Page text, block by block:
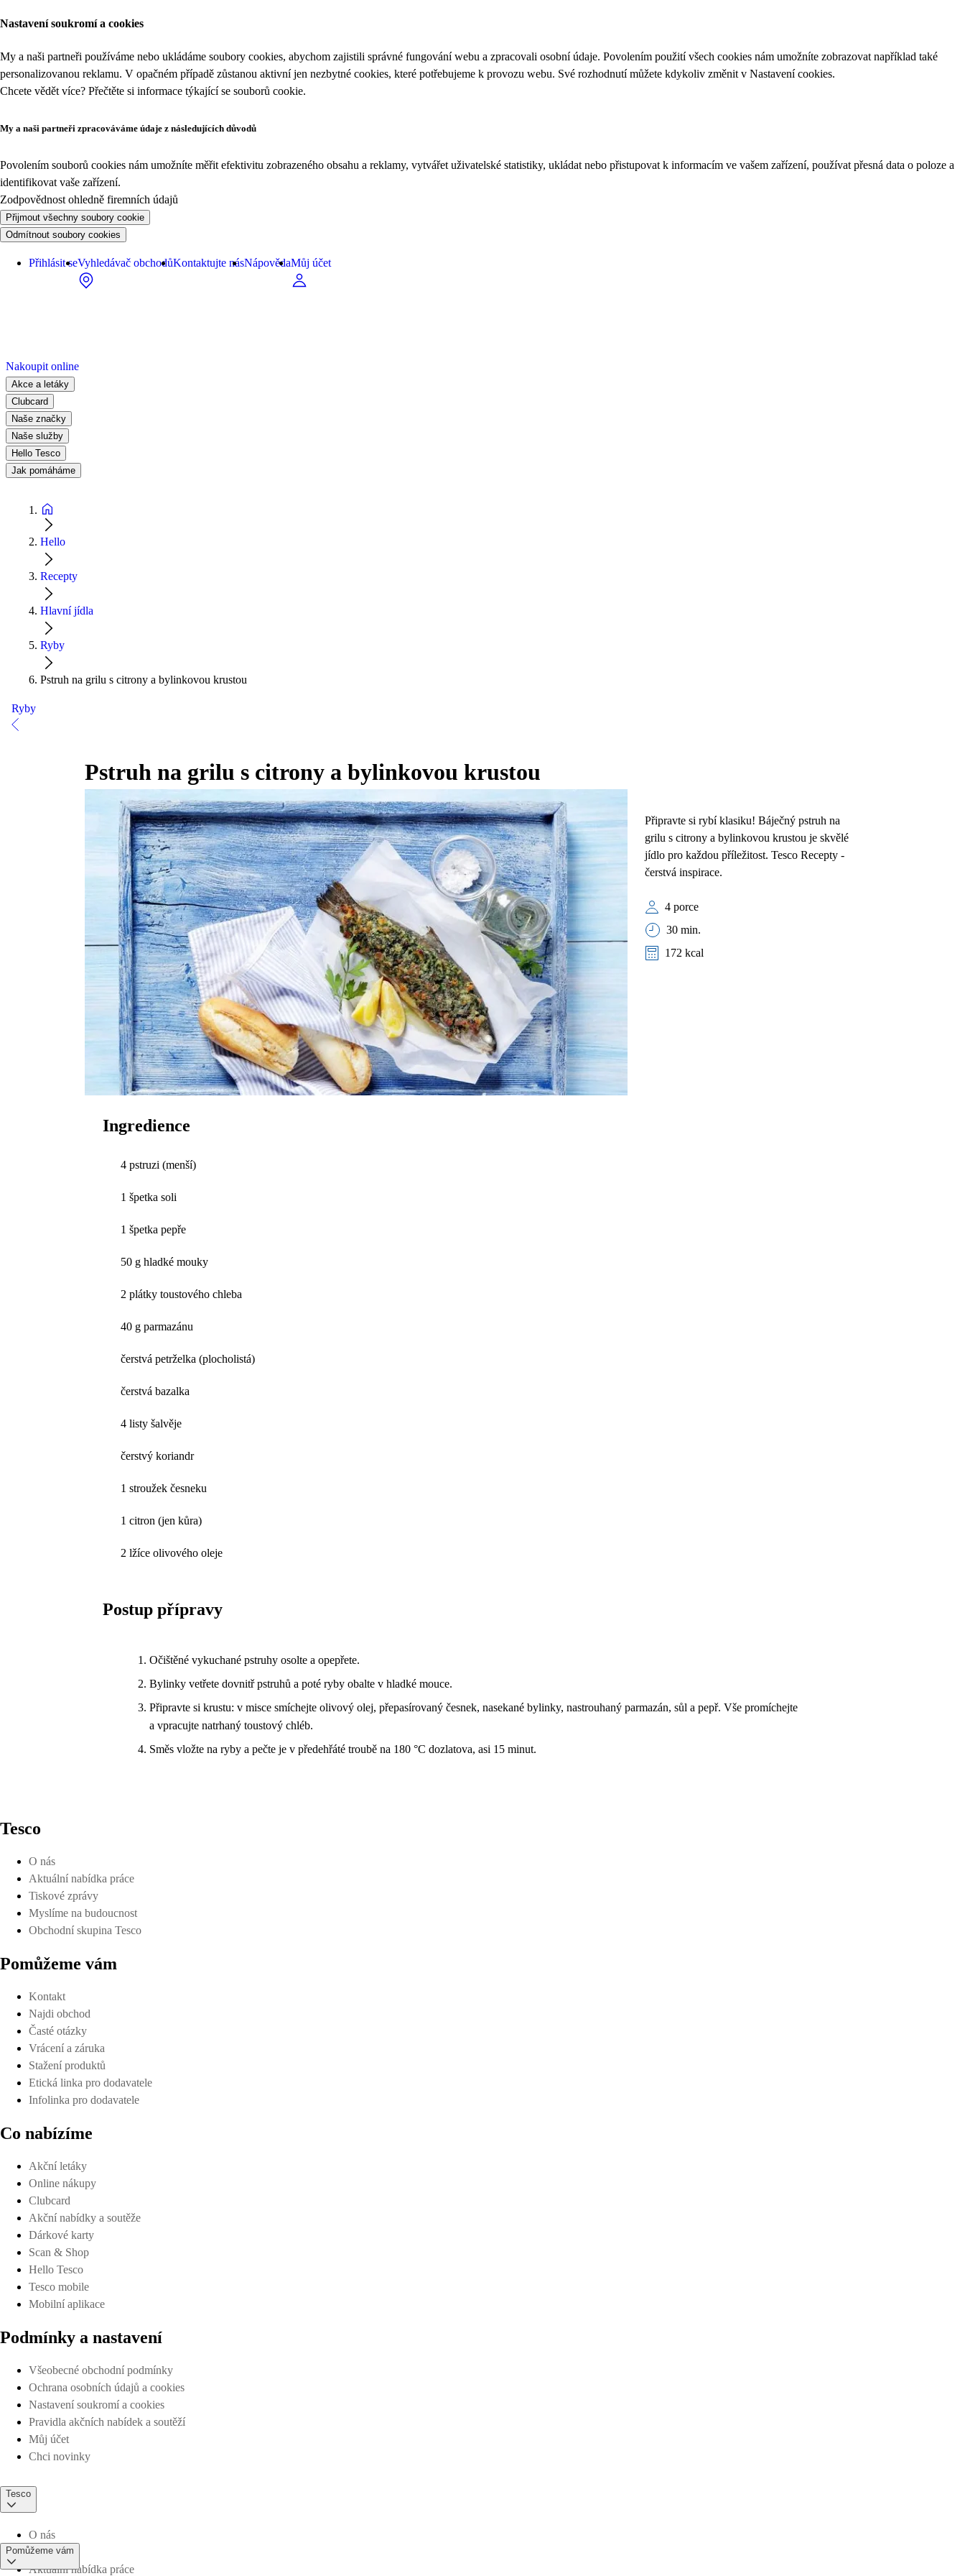
Nastavení soukromí a cookies
My a naši partneři používáme nebo ukládáme soubory cookies, abychom zajistili správné fungování webu a zpracovali osobní údaje. Povolením použití všech cookies nám umožníte zobrazovat například také
personalizovanou reklamu. V opačném případě zůstanou aktivní jen nezbytné cookies, které potřebujeme k provozu webu. Své rozhodnutí můžete kdykoliv změnit v Nastavení cookies.
Chcete vědět více? Přečtěte si informace týkající se souborů cookie.
My a naši partneři zpracováváme údaje z následujících důvodů
Povolením souborů cookies nám umožníte měřit efektivitu zobrazeného obsahu a reklamy, vytvářet uživatelské statistiky, ukládat nebo přistupovat k informacím ve vašem zařízení, používat přesná data o poloze a
identifikovat vaše zařízení.
Zodpovědnost ohledně firemních údajů
Přijmout všechny soubory cookie
Odmítnout soubory cookies
Přihlásit seVyhledávač obchodůKontaktujte násNápovědaMůj účet
Nakoupit online
Akce a letáky
Clubcard
Naše značky
Naše služby
Hello Tesco
Jak pomáháme
Hello
Recepty
Hlavní jídla
Ryby
Pstruh na grilu s citrony a bylinkovou krustou
Ryby
Pstruh na grilu s citrony a bylinkovou krustou
Připravte si rybí klasiku! Báječný pstruh na
grilu s citrony a bylinkovou krustou je skvělé
jídlo pro každou příležitost. Tesco Recepty -
čerstvá inspirace.
4 porce
30 min.
172 kcal
Ingredience
4 pstruzi (menší)
1 špetka soli
1 špetka pepře
50 g hladké mouky
2 plátky toustového chleba
40 g parmazánu
čerstvá petrželka (plocholistá)
čerstvá bazalka
4 listy šalvěje
čerstvý koriandr
1 stroužek česneku
1 citron (jen kůra)
2 lžíce olivového oleje
Postup přípravy
Očištěné vykuchané pstruhy osolte a opepřete.
Bylinky vetřete dovnitř pstruhů a poté ryby obalte v hladké mouce.
Připravte si krustu: v misce smíchejte olivový olej, přepasírovaný česnek, nasekané bylinky, nastrouhaný parmazán, sůl a pepř. Vše promíchejte
a vpracujte natrhaný toustový chléb.
Směs vložte na ryby a pečte je v předehřáté troubě na 180 °C dozlatova, asi 15 minut.
Tesco
O nás
Aktuální nabídka práce
Tiskové zprávy
Myslíme na budoucnost
Obchodní skupina Tesco
Pomůžeme vám
Kontakt
Najdi obchod
Časté otázky
Vrácení a záruka
Stažení produktů
Etická linka pro dodavatele
Infolinka pro dodavatele
Co nabízíme
Akční letáky
Online nákupy
Clubcard
Akční nabídky a soutěže
Dárkové karty
Scan & Shop
Hello Tesco
Tesco mobile
Mobilní aplikace
Podmínky a nastavení
Všeobecné obchodní podmínky
Ochrana osobních údajů a cookies
Nastavení soukromí a cookies
Pravidla akčních nabídek a soutěží
Můj účet
Chci novinky
Tesco
O nás
Aktuální nabídka práce
Pomůžeme vám